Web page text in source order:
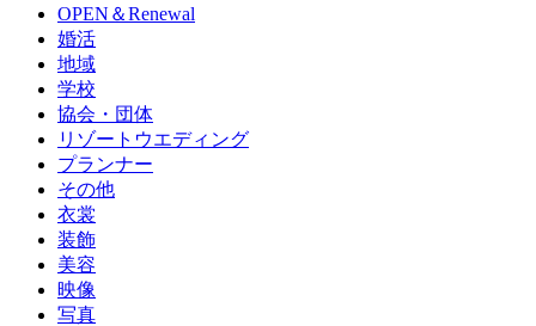
OPEN＆Renewal
婚活
地域
学校
協会・団体
リゾートウエディング
プランナー
その他
衣裳
装飾
美容
映像
写真